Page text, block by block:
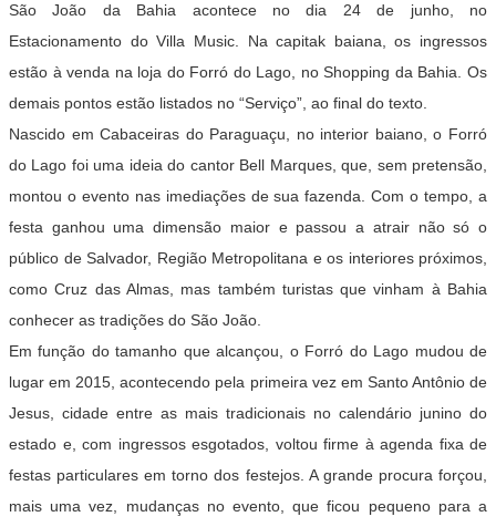
São João da Bahia acontece no dia 24 de junho, no
Estacionamento doVilla Music. Na capitak baiana, os ingressos
estão à venda na loja do Forró do Lago, no Shopping da Bahia. Os
demais pontos estão listados no “Serviço”, ao final do texto.
Nascido em Cabaceiras do Paraguaçu, no interior baiano, o Forró
do Lago foi uma ideia do cantor Bell Marques, que, sem pretensão,
montou o evento nas imediações de sua fazenda. Com o tempo, a
festa ganhou uma dimensão maior e passou a atrair não só o
público de Salvador, Região Metropolitana e os interiores próximos,
como Cruz das Almas, mas também turistas que vinham à Bahia
conhecer as tradições do São João.
Em função do tamanho que alcançou, o Forró do Lago mudou de
lugar em 2015, acontecendo pela primeira vez em Santo Antônio de
Jesus, cidade entre as mais tradicionais no calendário junino do
estado e, com ingressos esgotados, voltou firme à agenda fixa de
festas particulares em torno dos festejos. A grande procura forçou,
mais uma vez, mudanças no evento, que ficou pequeno para a